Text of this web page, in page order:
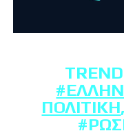
ΠΟΛΙΤΙΚΉ,